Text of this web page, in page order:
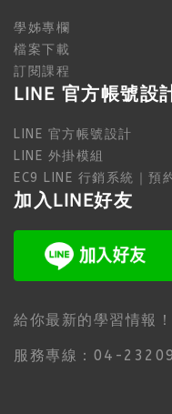
學姊專欄
檔案下載
訂閱課程
LINE 官方帳號設
LINE 官方帳號設計
LINE 外掛模組
EC9 LINE 行銷系統｜預
加入LINE好友
給你最新的學習情報！
服務專線：04-